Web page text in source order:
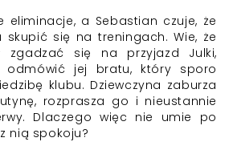
eliminacje, a Sebastian czuje, że
się na treningach. Wie, że
zgadzać się na przyjazd Julki,
odmówić jej bratu, który sporo
klubu. Dziewczyna zaburza
rozprasza go i nieustannie
Dlaczego więc nie umie po
nią spokoju?